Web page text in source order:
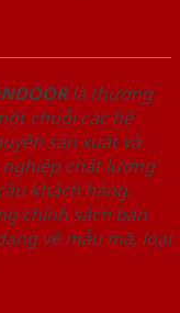
là thương
chuỗi các hệ
sản xuất và
chất lượng
khách hàng.
chính sách bán
về mẫu mã, loại